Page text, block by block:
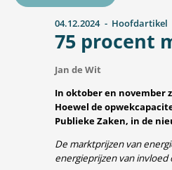
75 procent
04.12.2024 Hoofdartikel
Jan de Wit
In oktober en november
Hoewel de
Publieke Zaken, in de
De marktprijzen van
energieprijzen van